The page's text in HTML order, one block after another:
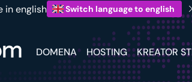
in english Switch language to english
DOMENA HOSTING KREATOR